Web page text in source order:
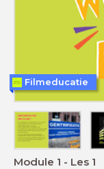
Module 1 - Les 1
Filmeducatie